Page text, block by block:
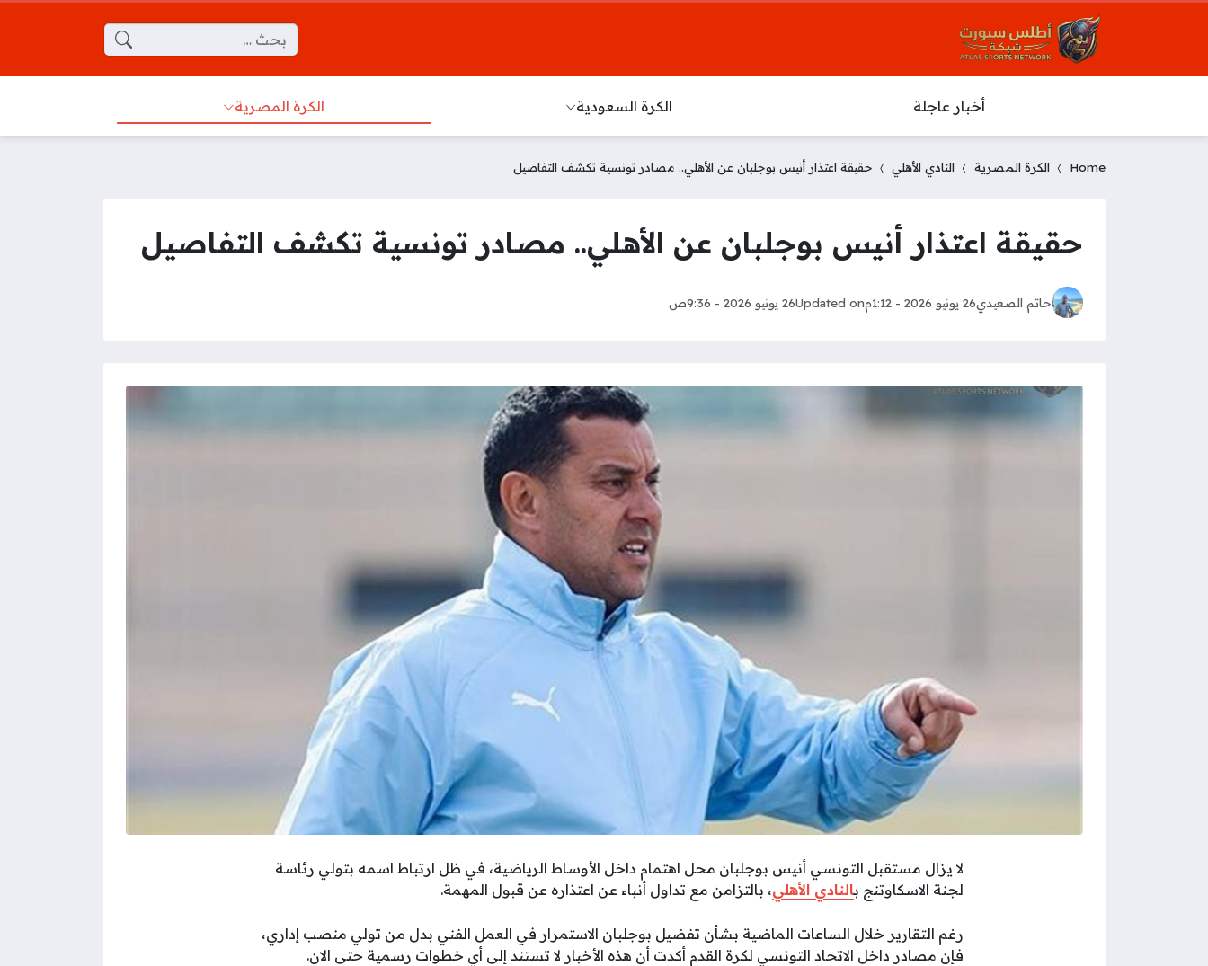
البحث عن:
أخبار عاجلة الكرة السعودية الكرة المصرية
Home الكرة المصرية النادي الأهلي حقيقة اعتذار أنيس بوجلبان عن الأهلي.. مصادر تونسية تكشف التفاصيل
حقيقة اعتذار أنيس بوجلبان عن الأهلي.. مصادر تونسية تكشف التفاصيل
حاتم الصعيدي26 يونيو 2026 - 1:12م Updated on26 يونيو 2026 - 9:36ص
لا يزال مستقبل التونسي أنيس بوجلبان محل اهتمام داخل الأوساط الرياضية، في ظل ارتباط اسمه بتولي رئاسة
لجنة الاسكاوتنج بالنادي الأهلي، بالتزامن مع تداول أنباء عن اعتذاره عن قبول المهمة.
رغم التقارير خلال الساعات الماضية بشأن تفضيل بوجلبان الاستمرار في العمل الفني بدل من تولي منصب إداري،
فإن مصادر داخل الاتحاد التونسي لكرة القدم أكدت أن هذه الأخبار لا تستند إلى أي خطوات رسمية حتى الان.